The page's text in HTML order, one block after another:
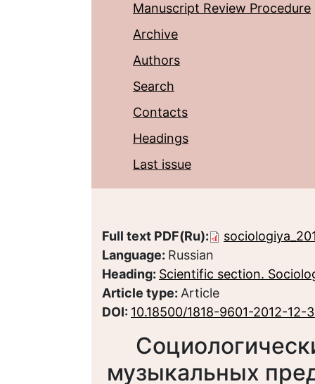
Manuscript Review Procedure
Archive
Authors
Search
Contacts
Headings
Last issue
Full text PDF(Ru):
Language: Russian
Heading: Scientific section.
Article type: Article
DOI: 10.18500/1818-9601-2012-12-
музыкальных